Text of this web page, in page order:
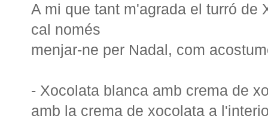
A mi que tant m'agrada el turró de
cal només
menjar-ne per Nadal, com
- Xocolata blanca amb crema de
amb la crema de xocolata a